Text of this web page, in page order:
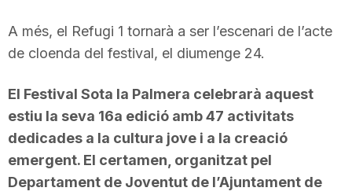
A més, el Refugi 1 tornarà a ser l’escenari de l’acte
de cloenda del festival, el diumenge 24.
El Festival Sota la Palmera celebrarà aquest
estiu la seva 16a edició amb 47 activitats
dedicades a la cultura jove i a la creació
emergent. El certamen, organitzat pel
Departament de Joventut de l’Ajuntament de